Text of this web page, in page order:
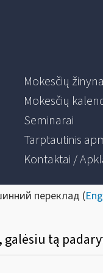
Mokesčių
Mokesčių
Seminarai
Tarptautinis
Kontaktai /
переклад (